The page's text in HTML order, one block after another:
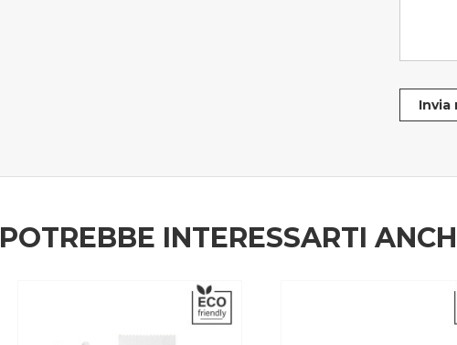
Invia
POTREBBE INTERESSARTI